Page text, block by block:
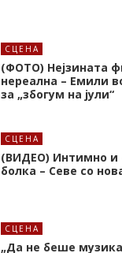
СЦЕНА
(ФОТО) Нејзината
нереална – Емили
за „збогум на јули“
СЦЕНА
(ВИДЕО) Интимно и
болка – Севе со
СЦЕНА
„Да не беше